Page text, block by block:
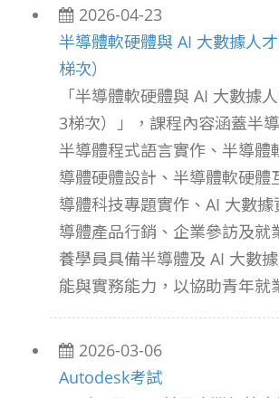
2026-04-23
半導體軟硬體與 AI 大數據人
梯次）
「半導體軟硬體與 AI 大數據
3梯次）」，課程內容涵蓋半
半導體程式語言實作、半導體
導體硬體設計、半導體軟硬體
導體科技專題實作、AI 大數
導體產品行銷、企業參訪及就
養學員具備半導體及 AI 大數
能與實務能力，以協助青年就
2026-03-06
Autodesk考試